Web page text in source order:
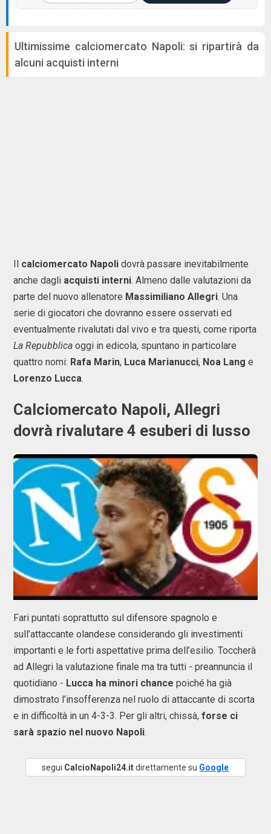
Ultimissime calciomercato Napoli: si ripartirà da
alcuni acquisti interni
Il calciomercato Napoli dovrà passare inevitabilmente
anche dagli acquisti interni. Almeno dalle valutazioni da
parte del nuovo allenatore Massimiliano Allegri. Una
serie di giocatori che dovranno essere osservati ed
eventualmente rivalutati dal vivo e tra questi, come riporta
La Repubblica oggi in edicola, spuntano in particolare
quattro nomi: Rafa Marin, Luca Marianucci, Noa Lang e
Lorenzo Lucca.
Calciomercato Napoli, Allegri
dovrà rivalutare 4 esuberi di lusso
Fari puntati soprattutto sul difensore spagnolo e
sull’attaccante olandese considerando gli investimenti
importanti e le forti aspettative prima dell’esilio. Toccherà
ad Allegri la valutazione finale ma tra tutti - preannuncia il
quotidiano - Lucca ha minori chance poiché ha già
dimostrato l’insofferenza nel ruolo di attaccante di scorta
e in difficoltà in un 4-3-3. Per gli altri, chissà, forse ci
sarà spazio nel nuovo Napoli.
segui CalcioNapoli24.itdirettamente su Google